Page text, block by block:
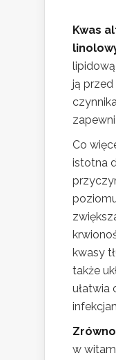
Kwas
ją
Co
istotna
kwasy
także
ułatwia
w